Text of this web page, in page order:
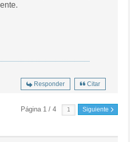
Responder Citar
Página 1 / 4 Siguiente